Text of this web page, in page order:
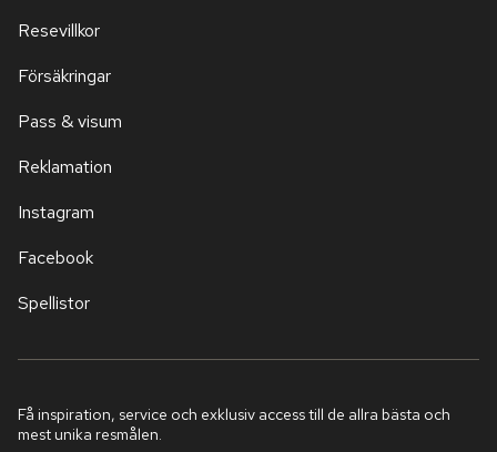
Resevillkor
Försäkringar
Pass & visum
Reklamation
Instagram
Facebook
Spellistor
Få inspiration, service och exklusiv access till de allra bästa och
mest unika resmålen.